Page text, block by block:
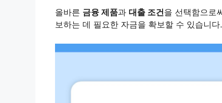
올바른 금융 제품과 대출 조건을 선택함으로
보하는 데 필요한 자금을 확보할 수 있습니다.